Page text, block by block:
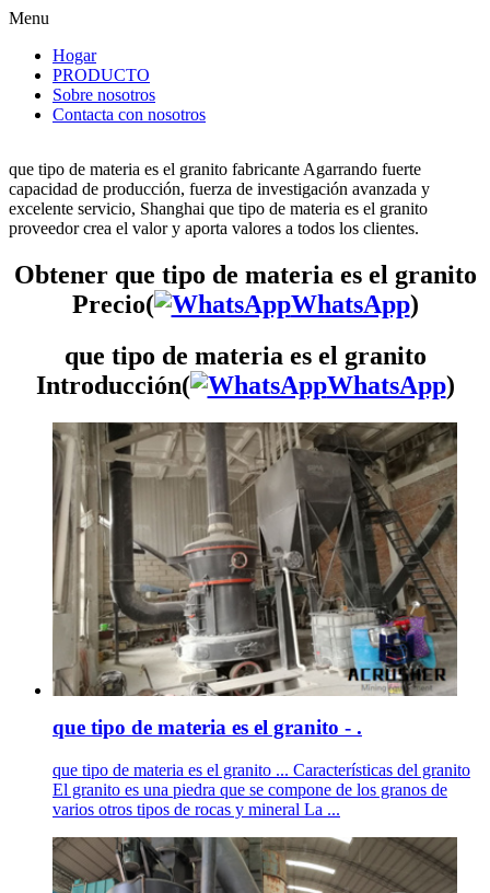
Menu
Hogar
PRODUCTO
Sobre nosotros
Contacta con nosotros
que tipo de materia es el granito fabricante Agarrando fuerte
capacidad de producción, fuerza de investigación avanzada y
excelente servicio, Shanghai que tipo de materia es el granito
proveedor crea el valor y aporta valores a todos los clientes.
Obtener que tipo de materia es el granito
Precio(
WhatsApp)
que tipo de materia es el granito
Introducción(
WhatsApp)
que tipo de materia es el granito - .
que tipo de materia es el granito ... Características del granito
El granito es una piedra que se compone de los granos de
varios otros tipos de rocas y mineral La ...